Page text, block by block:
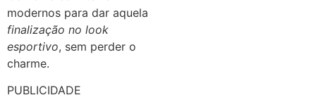
modernos para dar aquela
finalização no look
esportivo, sem perder o
charme.
PUBLICIDADE